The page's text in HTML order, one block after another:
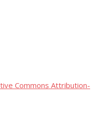
Commons Attribution-